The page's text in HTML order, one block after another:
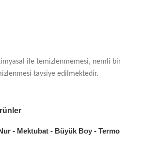
kimyasal ile temizlenmemesi, nemli bir
tavsiye edilmektedir.
- Mektubat - Büyük Boy - Termo